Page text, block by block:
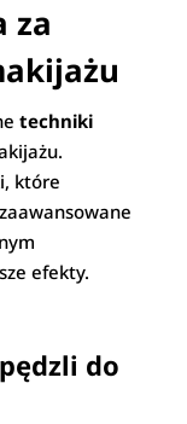
za
techniki
które
efekty.
do